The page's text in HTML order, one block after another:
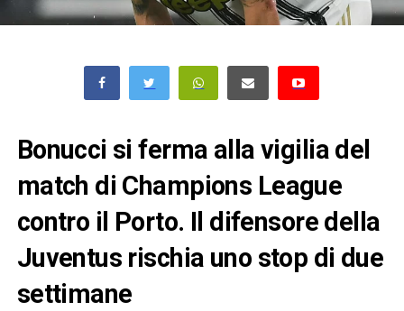
Bonucci si ferma alla vigilia del
match di Champions League
contro il Porto. Il difensore della
Juventus rischia uno stop di due
settimane